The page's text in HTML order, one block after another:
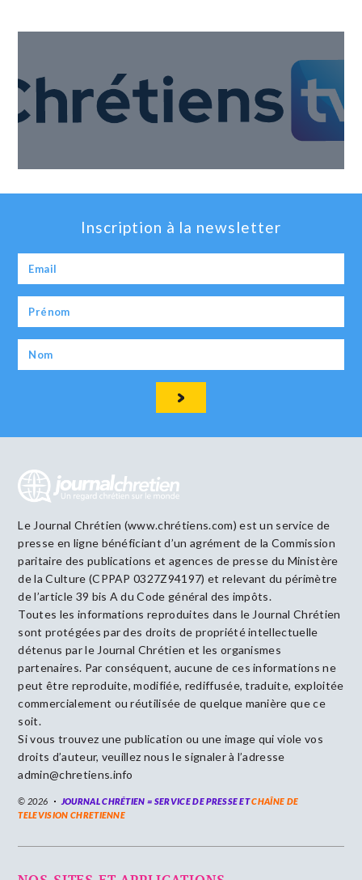
Inscription à la newsletter
Le Journal Chrétien (www.chrétiens.com) est un service de
presse en ligne bénéficiant d’un agrément de la Commission
paritaire des publications et agences de presse du Ministère
de la Culture (CPPAP 0327Z94197) et relevant du périmètre
de l’article 39 bis A du Code général des impôts.
Toutes les informations reproduites dans le Journal Chrétien
sont protégées par des droits de propriété intellectuelle
détenus par le Journal Chrétien et les organismes
partenaires. Par conséquent, aucune de ces informations ne
peut être reproduite, modifiée, rediffusée, traduite, exploitée
commercialement ou réutilisée de quelque manière que ce
soit.
Si vous trouvez une publication ou une image qui viole vos
droits d’auteur, veuillez nous le signaler à l’adresse
admin@chretiens.info
© 2026 JOURNAL CHRÉTIEN = SERVICE DE PRESSE ETCHAÎNE DE
TELEVISION CHRETIENNE